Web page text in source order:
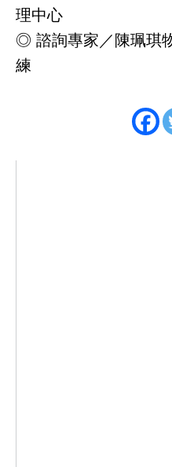
理中心
◎ 諮詢專家／陳珮琪
練